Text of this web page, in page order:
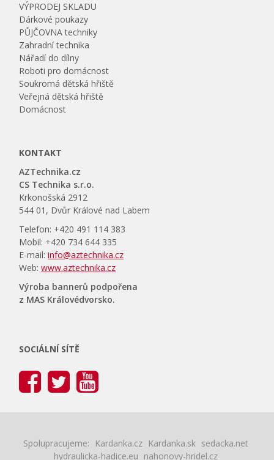
VÝPRODEJ SKLADU
Dárkové poukazy
PŮJČOVNA techniky
Zahradní technika
Nářadí do dílny
Roboti pro domácnost
Soukromá dětská hřiště
Veřejná dětská hřiště
Domácnost
KONTAKT
AZTechnika.cz
CS Technika s.r.o.
Krkonošská 2912
544 01, Dvůr Králové nad Labem
Telefon: +420 491 114 383
Mobil: +420 734 644 335
E-mail:info@aztechnika.cz
Web:www.aztechnika.cz
Výroba bannerů podpořena
z MAS Královédvorsko.
SOCIÁLNÍ SÍTĚ
Spolupracujeme: Kardanka.cz Kardanka.sk sedacka.net
hydraulicka-hadice.eu nahonovy-hridel.cz